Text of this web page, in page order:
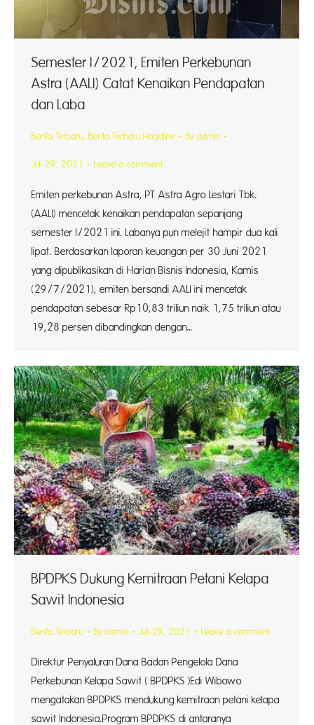
Semester I/2021, Emiten Perkebunan
Astra (AALI) Catat Kenaikan Pendapatan
dan Laba
Berita Terbaru, Berita Terbaru Headline By admin
Juli 29, 2021 Leave a comment
Emiten perkebunan Astra, PT Astra Agro Lestari Tbk.
(AALI) mencetak kenaikan pendapatan sepanjang
semester I/2021 ini. Labanya pun melejit hampir dua kali
lipat. Berdasarkan laporan keuangan per 30 Juni 2021
yang dipublikasikan di Harian Bisnis Indonesia, Kamis
(29/7/2021), emiten bersandi AALI ini mencetak
pendapatan sebesar Rp10,83 triliun naik 1,75 triliun atau
19,28 persen dibandingkan dengan…
BPDPKS Dukung Kemitraan Petani Kelapa
Sawit Indonesia
Berita Terbaru By admin Juli 29, 2021 Leave a comment
Direktur Penyaluran Dana Badan Pengelola Dana
Perkebunan Kelapa Sawit ( BPDPKS )Edi Wibowo
mengatakan BPDPKS mendukung kemitraan petani kelapa
sawit Indonesia.Program BPDPKS di antaranya